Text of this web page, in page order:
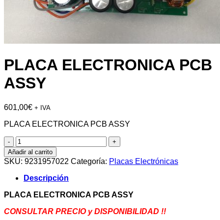
PLACA ELECTRONICA PCB
ASSY
601,00€ + IVA
PLACA ELECTRONICA PCB ASSY
PLACA
ELECTRONICA
PCB
ASSY
cantidad
Añadir al carrito
SKU: 9231957022 Categoría: Placas Electrónicas
Descripción
PLACA ELECTRONICA PCB ASSY
CONSULTAR PRECIO y DISPONIBILIDAD !!